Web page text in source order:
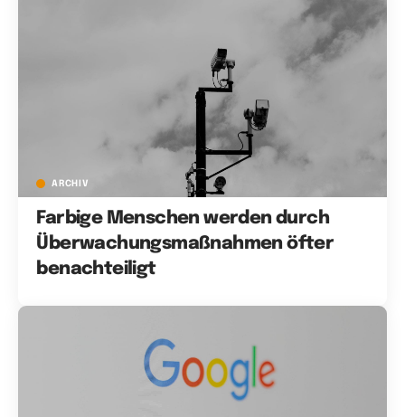
ARCHIV
Farbige Menschen werden durch
Überwachungsmaßnahmen öfter
benachteiligt